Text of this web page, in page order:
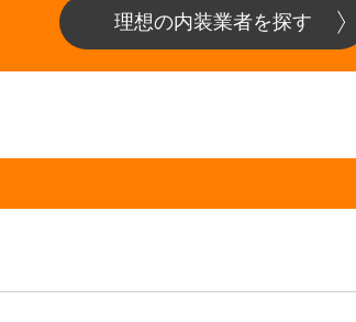
理想の内装業者を探す